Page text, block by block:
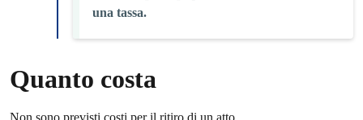
una tassa.
Quanto costa
Non sono previsti costi per il ritiro di un atto